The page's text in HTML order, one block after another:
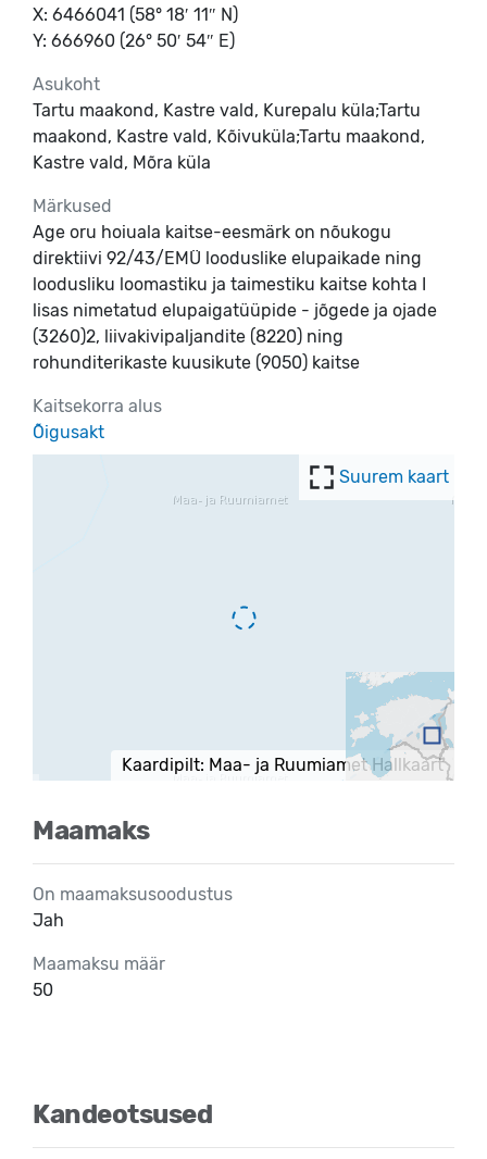
X: 6466041 (58° 18′ 11″ N)
Y: 666960 (26° 50′ 54″ E)
Asukoht
Tartu maakond, Kastre vald, Kurepalu küla;Tartu
maakond, Kastre vald, Kõivuküla;Tartu maakond,
Kastre vald, Mõra küla
Märkused
Age oru hoiuala kaitse-eesmärk on nõukogu
direktiivi 92/43/EMÜ looduslike elupaikade ning
loodusliku loomastiku ja taimestiku kaitse kohta I
lisas nimetatud elupaigatüüpide - jõgede ja ojade
(3260)2, liivakivipaljandite (8220) ning
rohunditerikaste kuusikute (9050) kaitse
Kaitsekorra alus
Õigusakt
Suurem kaart
Kaardipilt: Maa- ja Ruumiamet Hallkaart
Maamaks
On maamaksusoodustus
Jah
Maamaksu määr
50
Kandeotsused